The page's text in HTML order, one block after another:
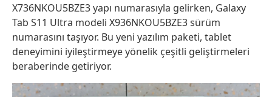
X736NKOU5BZE3 yapı numarasıyla gelirken, Galaxy
Tab S11 Ultra modeli X936NKOU5BZE3 sürüm
numarasını taşıyor. Bu yeni yazılım paketi, tablet
deneyimini iyileştirmeye yönelik çeşitli geliştirmeleri
beraberinde getiriyor.